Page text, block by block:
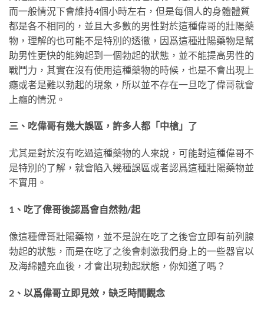
而一般情況下會維持4個小時左右，但是每個人的身體體質
都是各不相同的，並且大多數的男性對於這種偉哥的壯陽藥
物，理解的也可能不是特別的透徹，因爲這種壯陽藥物是幫
助男性更快的能夠起到一個勃起的狀態，並不能提高男性的
戰鬥力，其實在沒有使用這種藥物的時候，也是不會出現上
癮或者是難以勃起的現象，所以並不存在一旦吃了偉哥就會
上癮的情況。
三、吃偉哥有幾大誤區，許多人都「中槍」了
尤其是對於沒有吃過這種藥物的人來說，可能對這種偉哥不
是特別的了解，就會陷入幾種誤區或者認爲這種壯陽藥物並
不實用。
1、吃了偉哥後認爲會自然勃/起
像這種偉哥壯陽藥物，並不是說在吃了之後會立即有前列腺
勃起的狀態，而是在吃了之後會刺激我們身上的一些器官以
及海綿體充血後，才會出現勃起狀態，你知道了嗎？
2、以爲偉哥立即見效，缺乏時間觀念